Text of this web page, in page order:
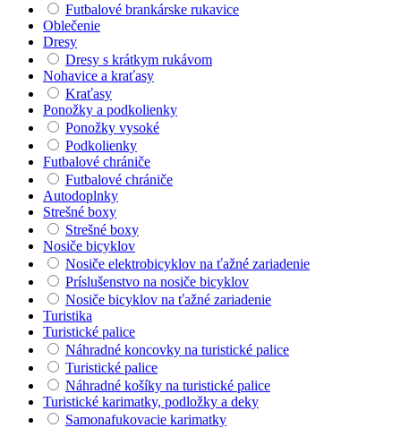
Futbalové brankárske rukavice
Oblečenie
Dresy
Dresy s krátkym rukávom
Nohavice a kraťasy
Kraťasy
Ponožky a podkolienky
Ponožky vysoké
Podkolienky
Futbalové chrániče
Futbalové chrániče
Autodoplnky
Strešné boxy
Strešné boxy
Nosiče bicyklov
Nosiče elektrobicyklov na ťažné zariadenie
Príslušenstvo na nosiče bicyklov
Nosiče bicyklov na ťažné zariadenie
Turistika
Turistické palice
Náhradné koncovky na turistické palice
Turistické palice
Náhradné košíky na turistické palice
Turistické karimatky, podložky a deky
Samonafukovacie karimatky